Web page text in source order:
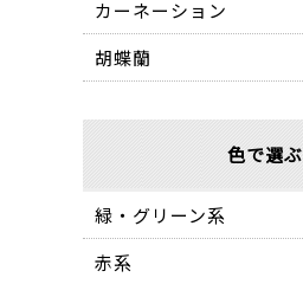
カーネーション
胡蝶蘭
色で選ぶ
緑・グリーン系
赤系